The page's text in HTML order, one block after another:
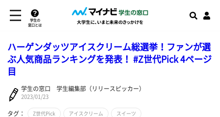
学生の
窓口とは
ハーゲンダッツアイスクリーム総選挙！ファンが選
ぶ人気商品ランキングを発表！ #Z世代Pick 4ページ
目
学生の窓口 学生編集部（リリースピッカー）
2023/01/23
タグ： Z世代Pick アイスクリーム スイーツ